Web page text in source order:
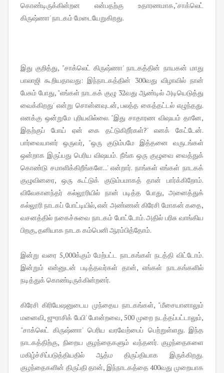
கொண்டிருக்கின்றன என்பதற்கு உதாரணமாக,"சாக்லெட்
கிருஷ்ணா' நாடகம் மேடையேறுகிறது.
இது குறித்து, "சாக்லெட் கிருஷ்ணா' நாடகத்தின் நாயகன் மாது
பாலாஜி கூறியதாவது: இந்நாடகத்தின் 300வது விழாவில் நான்
பேசும் போது, "எங்கள் நாடகக் குழு 32வது ஆண்டில் அடியெடுத்து
வைக்கிறது' என்று சொன்னவுடன், பலத்த கைத்தட்டல் எழுந்தது.
எனக்கு ஒன்றுமே புரியவில்லை. "இது சாதாரண விஷயம் தானே,
இதற்குப் போய் ஏன் கை தட்டுகிறீர்கள்?' எனக் கேட்டேன்.
பார்வையாளர் ஒருவர், "ஒரு குடும்பமே இத்தனை வருடங்கள்
ஒன்றாக இருப்பது பெரிய விஷயம். நீங்க ஒரு குழுவை வைத்துக்
கொண்டு சமாளிக்கிறீங்களே...' என்றார். நாங்கள் எங்கள் நாடகக்
குழுவினரை, ஒரு கூட்டுக் குடும்பமாகத் தான் பார்க்கிறோம்.
விவேகானந்தர் கல்லூரியில் நான் படித்த போது, அனைத்துக்
கல்லூரி நாடகப் போட்டியில், என் அண்ணன் கிரேசி மோகன் கதை,
வசனத்தில் நகைச்சுவை நாடகம் போட்டோம். அதில் பரிசு வாங்கிய
பிறகு, தனியாக நாடக கம்பெனி ஆரம்பித்தோம்.
இன்று வரை 5,000க்கும் மேற்பட்ட நாடகங்கள் நடத்தி விட்டோம்.
இன்றும் என்னுடன் படித்தவர்கள் தான், எங்கள் நாடகங்களில்
நடித்துக் கொண்டிருக்கின்றனர்.
கிரேசி கிரியேஷனுடைய முந்தைய நாடகங்கள், "மீசையானாலும்
மனைவி, ஜுராசிக் பேபி' போன்றவை, 500 முறை நடத்தப்பட்டாலும்,
"சாக்லெட் கிருஷ்ணா' பெரிய வரவேற்பைப் பெற்றுள்ளது. இந்த
நாடகத்திற்கு, நிறைய குழந்தைகளும் வந்தனர். குழந்தைகளை
மகிழ்ச்சிப்படுத்தியதில் ஆத்ம திருப்தியாக இருக்கிறது.
குழந்தைகளின் திருப்தி தான், இந்நாடகத்தை 400வது முறையாக